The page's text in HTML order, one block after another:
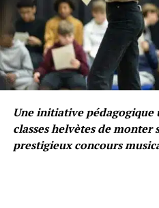
Une initiative pédagogique
classes helvètes de monter
prestigieux concours